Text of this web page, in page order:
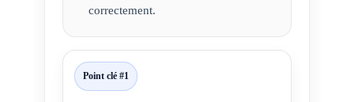
correctement.
Point clé #1